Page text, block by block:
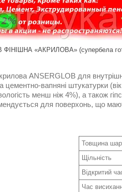
ФІНІШНА «АКРИЛОВА» (супербела
ANSERGLOB для
цементно-вапняні штукатурки
менш ніж 4%), а також
для поверхонь, що
Товщина
Щільність
Відкритий
Час